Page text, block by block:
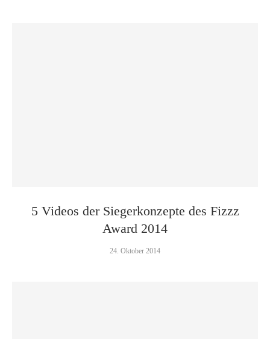
5 Videos der Siegerkonzepte des Fizzz
Award 2014
24. Oktober 2014